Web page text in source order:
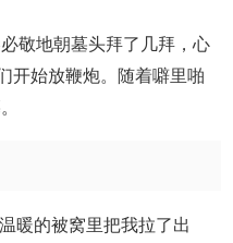
敬地朝墓头拜了几拜，心
开始放鞭炮。随着噼里啪
暖的被窝里把我拉了出